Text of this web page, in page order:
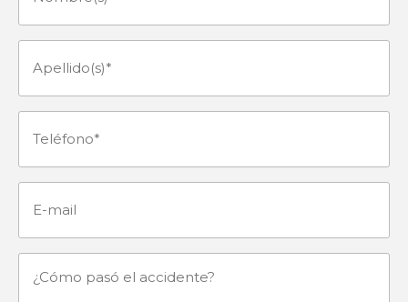
Apellido(s)
Teléfono (Obligatorio)
¿Cómo